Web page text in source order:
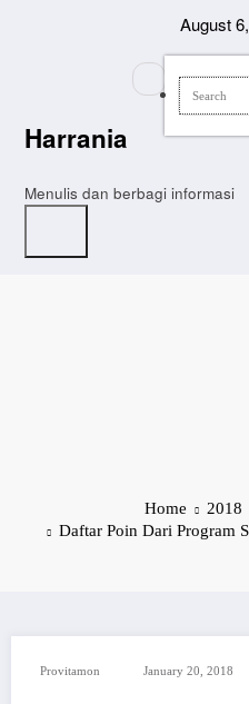
August
Harrania
Menulis dan berbagi informasi
Home 2018
Daftar Poin Dari Program
Provitamon January 20, 2018